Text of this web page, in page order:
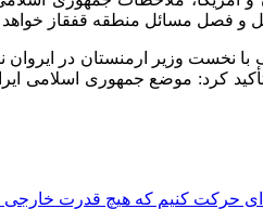
و فصل مسائل منطقه قفقاز خواهد
مشترک با نخست وزیر
کرد: موضع جمهوری اسلامی
حرکت کنیم که هیچ قدرت خارجی